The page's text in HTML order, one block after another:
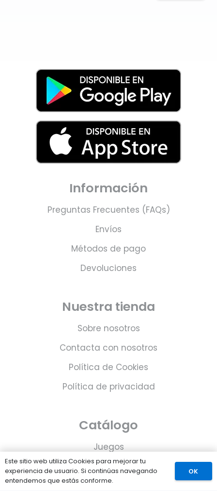
Información
Preguntas Frecuentes (FAQs)
Envíos
Métodos de pago
Devoluciones
Nuestra tienda
Sobre nosotros
Contacta con nosotros
Política de Cookies
Política de privacidad
Catálogo
Juegos
Consolas
Accesorios para tu PS5
Este sitio web utiliza Cookies para mejorar tu
experiencia de usuario. Si continúas navegando
entendemos que estás conforme.
OK